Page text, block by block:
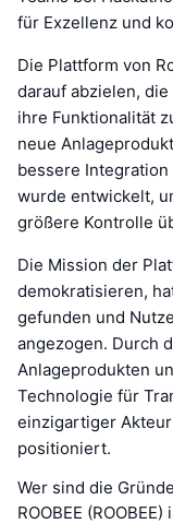
für Exzellenz und
Die Plattform von
darauf abzielen,
ihre Funktionalität
neue
bessere
wurde entwickelt,
größere Kontrolle
Die Mission der
demokratisieren,
gefunden und
angezogen. Durch
Anlageprodukten
Technologie für
einzigartiger
positioniert.
Wer sind die
ROOBEE